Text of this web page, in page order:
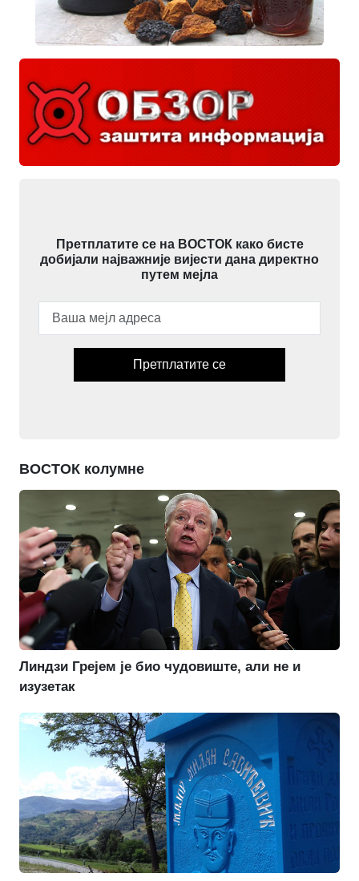
Претплатите се на ВОСТОК како бисте
добијали најважније вијести дана директно
путем мејла
Претплатите се
ВОСТОК колумне
Линдзи Грејем је био чудовиште, али не и
изузетак